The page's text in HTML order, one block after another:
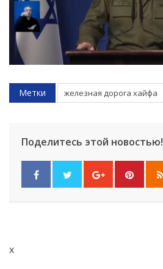
Метки железная дорога хайфа
Поделитесь этой новостью!
x